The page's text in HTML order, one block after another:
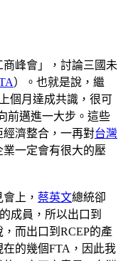
峰會」，討論三國未
）。也就是說，繼
個月達成共識，很可
前邁進一大步。這些
濟整合，一再對台灣
一定會有很大的壓
上， 蔡英文總統卻
成員，所以出口到
而出口到RCEP的產
的幾個FTA，因此我